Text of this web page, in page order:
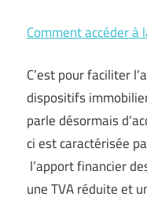
Comment accéder à
C’est pour faciliter
dispositifs
parle désormais
ci est caractérisée
l’apport financier
une TVA réduite et